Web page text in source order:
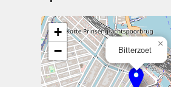
Bitterzoet
×
+
−